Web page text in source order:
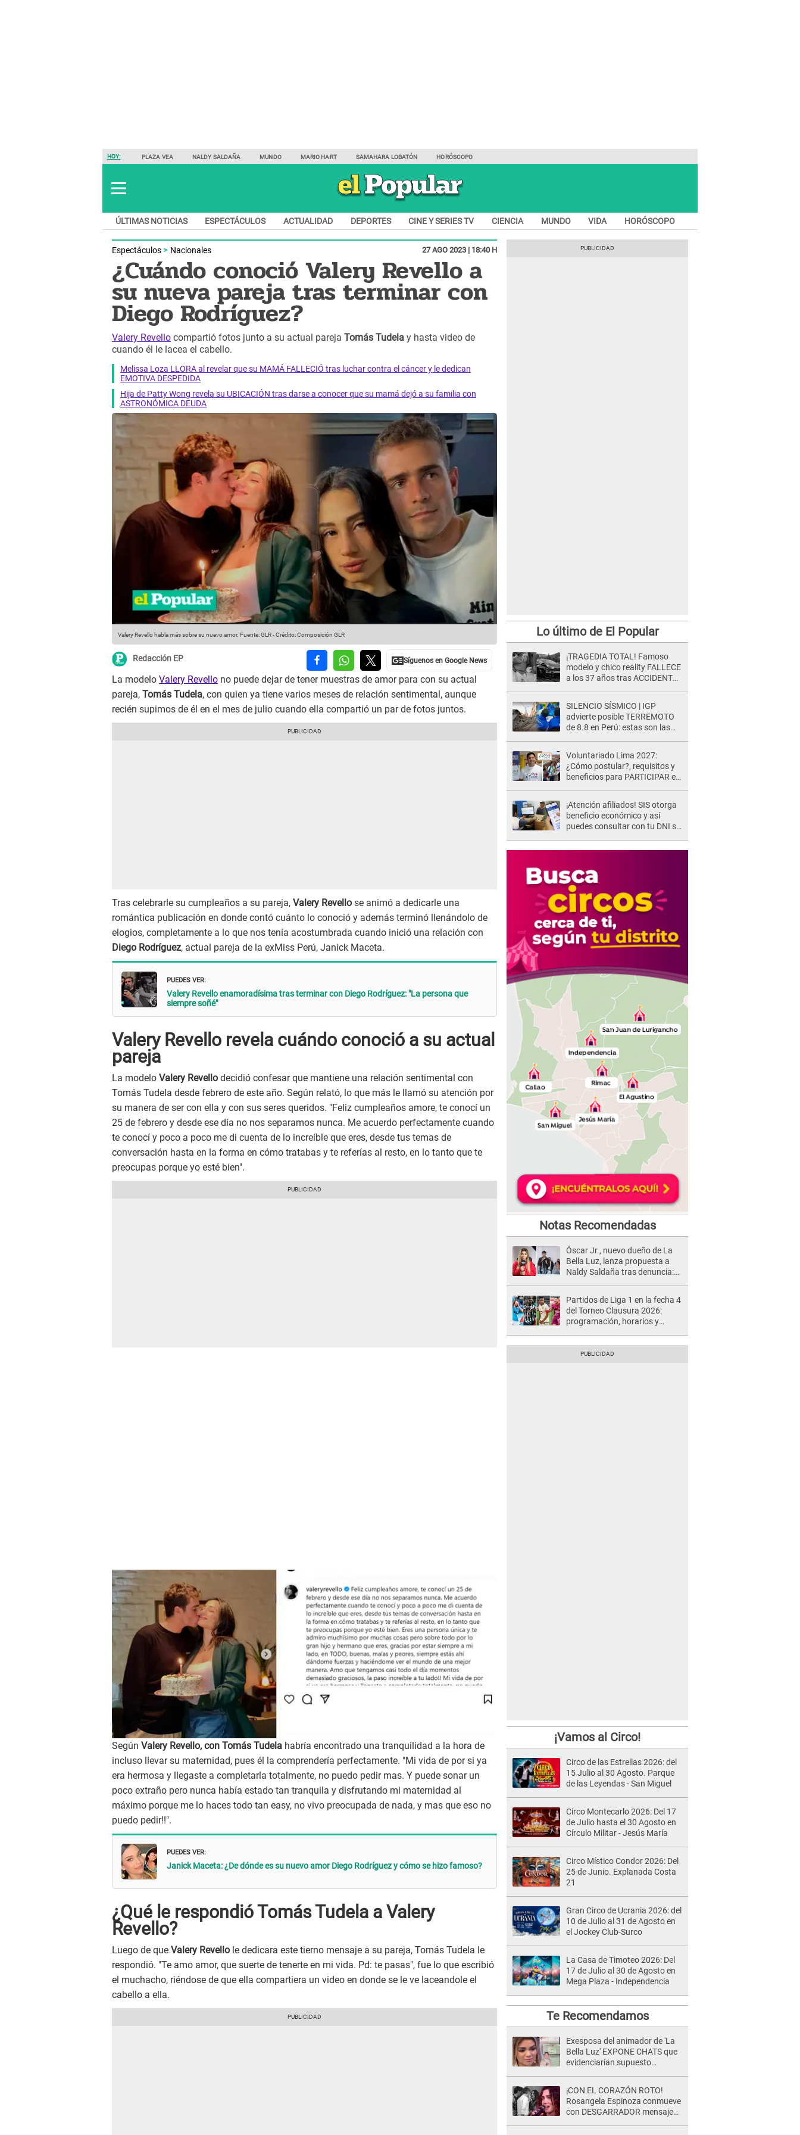
HOY: PLAZA VEA NALDY SALDAÑA MUNDO MARIO HART SAMAHARA LOBATÓN HORÓSCOPO
ÚLTIMAS NOTICIAS ESPECTÁCULOS ACTUALIDAD DEPORTES CINE Y SERIES TV CIENCIA MUNDO VIDA HORÓSCOPO
Espectáculos Nacionales 27 AGO 2023 | 18:40 H
¿Cuándo conoció Valery Revello a
su nueva pareja tras terminar con
Diego Rodríguez?
Valery Revello compartió fotos junto a su actual pareja Tomás Tudela y hasta video de
cuando él le lacea el cabello.
Melissa Loza LLORA al revelar que su MAMÁ FALLECIÓ tras luchar contra el cáncer y le dedican
EMOTIVA DESPEDIDA
Hija de Patty Wong revela su UBICACIÓN tras darse a conocer que su mamá dejó a su familia con
ASTRONÓMICA DEUDA
Valery Revello habla más sobre su nuevo amor. Fuente: GLR-Crédito: Composición GLR
Redacción EP
La modelo Valery Revello no puede dejar de tener muestras de amor para con su actual
pareja, Tomás Tudela, con quien ya tiene varios meses de relación sentimental, aunque
recién supimos de él en el mes de julio cuando ella compartió un par de fotos juntos.
Tras celebrarle su cumpleaños a su pareja, Valery Revello se animó a dedicarle una
romántica publicación en donde contó cuánto lo conoció y además terminó llenándolo de
elogios, completamente a lo que nos tenía acostumbrada cuando inició una relación con
Diego Rodríguez, actual pareja de la exMiss Perú, Janick Maceta.
PUEDES VER:
Valery Revello enamoradísima tras terminar con Diego Rodríguez: "La persona que
siempre soñé"
Valery Revello revela cuándo conoció a su actual
pareja
La modelo Valery Revello decidió confesar que mantiene una relación sentimental con
Tomás Tudela desde febrero de este año. Según relató, lo que más le llamó su atención por
su manera de ser con ella y con sus seres queridos. "Feliz cumpleaños amore, te conocí un
25 de febrero y desde ese día no nos separamos nunca. Me acuerdo perfectamente cuando
te conocí y poco a poco me di cuenta de lo increíble que eres, desde tus temas de
conversación hasta en la forma en cómo tratabas y te referías al resto, en lo tanto que te
preocupas porque yo esté bien".
Según Valery Revello, con Tomás Tudela habría encontrado una tranquilidad a la hora de
incluso llevar su maternidad, pues él la comprendería perfectamente. "Mi vida de por si ya
era hermosa y llegaste a completarla totalmente, no puedo pedir mas. Y puede sonar un
poco extraño pero nunca había estado tan tranquila y disfrutando mi maternidad al
máximo porque me lo haces todo tan easy, no vivo preocupada de nada, y mas que eso no
puedo pedir!!".
PUEDES VER:
Janick Maceta: ¿De dónde es su nuevo amor Diego Rodríguez y cómo se hizo famoso?
¿Qué le respondió Tomás Tudela a Valery
Revello?
Luego de que Valery Revello le dedicara este tierno mensaje a su pareja, Tomás Tudela le
respondió. "Te amo amor, que suerte de tenerte en mi vida. Pd: te pasas", fue lo que escribió
el muchacho, riéndose de que ella compartiera un video en donde se le ve laceandole el
cabello a ella.
Lo último de El Popular
¡TRAGEDIA TOTAL! Famoso
modelo y chico reality FALLECE
a los 37 años tras ACCIDENTE
SILENCIO SÍSMICO | IGP
advierte posible TERREMOTO
de 8.8 en Perú: estas son las
Voluntariado Lima 2027:
¿Cómo postular?, requisitos y
beneficios para PARTICIPAR en
¡Atención afiliados! SIS otorga
beneficio económico y así
puedes consultar con tu DNI si
Notas Recomendadas
Óscar Jr., nuevo dueño de La
Bella Luz, lanza propuesta a
Naldy Saldaña tras denuncia:
Partidos de Liga 1 en la fecha 4
del Torneo Clausura 2026:
programación, horarios y
¡Vamos al Circo!
Circo de las Estrellas 2026: del
15 Julio al 30 Agosto. Parque
de las Leyendas - San Miguel
Circo Montecarlo 2026: Del 17
de Julio hasta el 30 Agosto en
Círculo Militar - Jesús María
Circo Místico Condor 2026: Del
25 de Junio. Explanada Costa
21
Gran Circo de Ucrania 2026: del
10 de Julio al 31 de Agosto en
el Jockey Club-Surco
La Casa de Timoteo 2026: Del
17 de Julio al 30 de Agosto en
Mega Plaza - Independencia
Te Recomendamos
Exesposa del animador de 'La
Bella Luz' EXPONE CHATS que
evidenciarían supuesto
Saldaña, pese a tener pareja
¡CON EL CORAZÓN ROTO!
Rosangela Espinoza conmueve
con DESGARRADOR mensaje